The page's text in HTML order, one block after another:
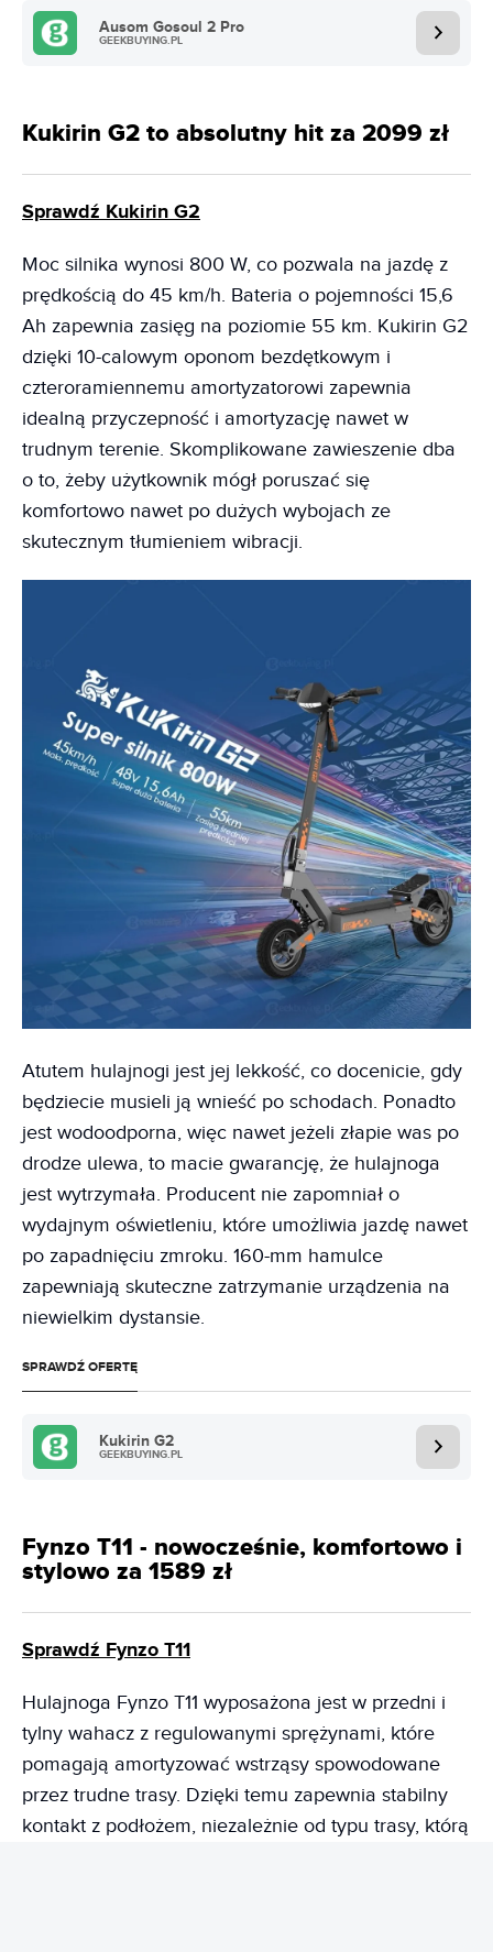
Ausom Gosoul 2 Pro
GEEKBUYING.PL
Kukirin G2 to absolutny hit za 2099 zł
Sprawdź Kukirin G2
Moc silnika wynosi 800 W, co pozwala na jazdę z
prędkością do 45 km/h. Bateria o pojemności 15,6
Ah zapewnia zasięg na poziomie 55 km. Kukirin G2
dzięki 10-calowym oponom bezdętkowym i
czteroramiennemu amortyzatorowi zapewnia
idealną przyczepność i amortyzację nawet w
trudnym terenie. Skomplikowane zawieszenie dba
o to, żeby użytkownik mógł poruszać się
komfortowo nawet po dużych wybojach ze
skutecznym tłumieniem wibracji.
Atutem hulajnogi jest jej lekkość, co docenicie, gdy
będziecie musieli ją wnieść po schodach. Ponadto
jest wodoodporna, więc nawet jeżeli złapie was po
drodze ulewa, to macie gwarancję, że hulajnoga
jest wytrzymała. Producent nie zapomniał o
wydajnym oświetleniu, które umożliwia jazdę nawet
po zapadnięciu zmroku. 160-mm hamulce
zapewniają skuteczne zatrzymanie urządzenia na
niewielkim dystansie.
SPRAWDŹ OFERTĘ
Kukirin G2
GEEKBUYING.PL
Fynzo T11 - nowocześnie, komfortowo i
stylowo za 1589 zł
Sprawdź Fynzo T11
Hulajnoga Fynzo T11 wyposażona jest w przedni i
tylny wahacz z regulowanymi sprężynami, które
pomagają amortyzować wstrząsy spowodowane
przez trudne trasy. Dzięki temu zapewnia stabilny
kontakt z podłożem, niezależnie od typu trasy, którą